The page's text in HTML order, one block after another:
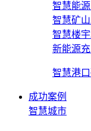
智慧能
智慧矿
智慧楼
新能源
智慧港
成功案例
智慧城市